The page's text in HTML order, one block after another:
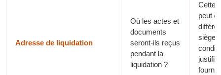
Adresse de liquidation
Où les actes et
documents
seront-ils reçus
pendant la
liquidation ?
Cette
peut
siège
fournir